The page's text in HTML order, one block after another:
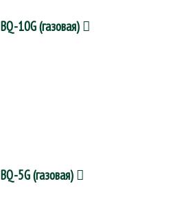
10G (газовая)
5G (газовая)